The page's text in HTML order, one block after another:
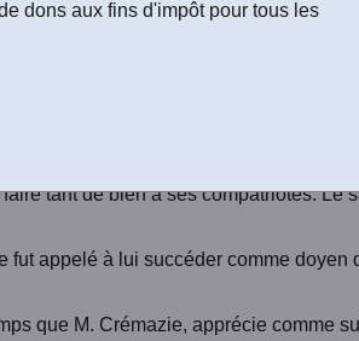
de toutes sortes pour permettre à
Crémazie fut appelé à la chaire de droit
professeurs laïques de
dans sa noble tâche. M.
recevoir un sous des appointements
tant de bien à ses compatriotes. Le
appelé à lui succéder comme doyen
que M. Crémazie, apprécie comme
dons aux fins d'impôt pour tous les